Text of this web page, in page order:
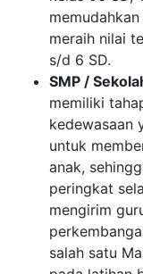
meraih nilai
s/d 6 SD.
SMP /
memiliki
kedewasaan
untuk
anak,
peringkat
mengirim
salah satu